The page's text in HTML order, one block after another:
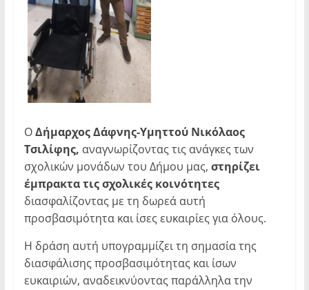
ΟΔήμαρχος Δάφνης-Υμηττού Νικόλαος
Τσιλίφης, αναγνωρίζοντας τις ανάγκες των
σχολικών μονάδων του Δήμου μας, στηρίζει
έμπρακτα τις σχολικές κοινότητες
διασφαλίζοντας με τη δωρεά αυτή
προσβασιμότητα και ίσες ευκαιρίες για όλους.
Η δράση αυτή υπογραμμίζει τη σημασία της
διασφάλισης προσβασιμότητας και ίσων
ευκαιριών, αναδεικνύοντας παράλληλα την